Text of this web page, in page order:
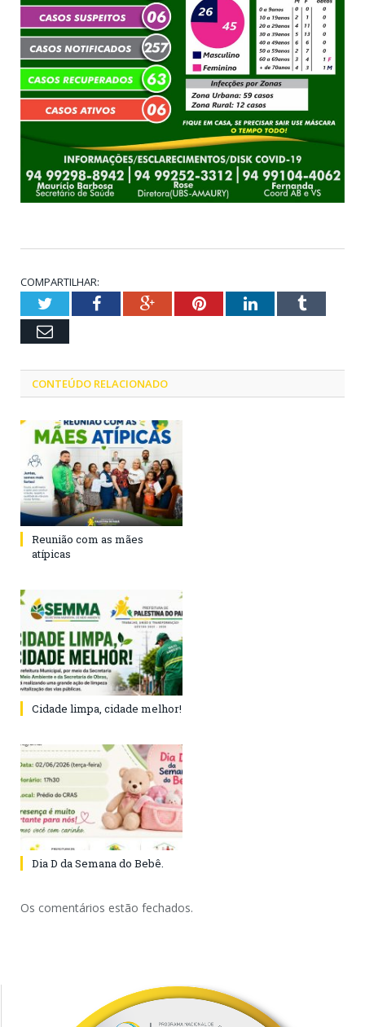
COMPARTILHAR:
TwitterFacebookGoogle+PinterestLinkedInTumblr
Email
CONTEÚDO RELACIONADO
Reunião com as mães
atípicas
Cidade limpa, cidade melhor!
Dia D da Semana do Bebê.
Os comentários estão fechados.